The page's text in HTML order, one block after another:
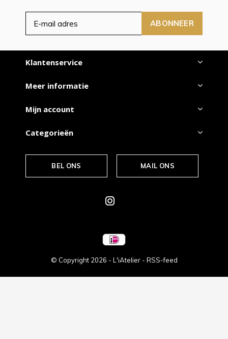
ABONNEER
Klantenservice
Meer informatie
Mijn account
Categorieën
BEL ONS MAIL ONS
© Copyright 2026 - L'iAtelier - RSS-feed